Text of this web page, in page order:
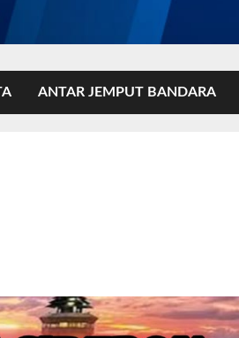
ANTAR JEMPUT BANDARA